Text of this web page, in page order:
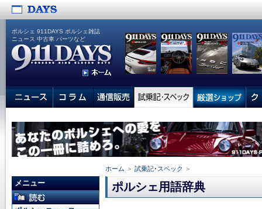
ポルシェ 911DAYS ポルシェ雑誌
ニュース 中古車 パーツなど
ホーム ＞ 試乗記･スペック ＞
ポルシェ用語辞典
メニュー